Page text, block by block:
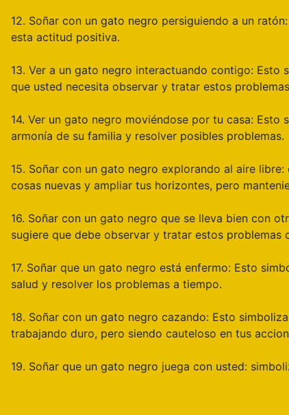
12. Soñar con un gato negro persiguiendo a un
esta actitud positiva.
13. Ver a un gato negro interactuando contigo: Esto
que usted necesita observar y tratar estos
14. Ver un gato negro moviéndose por tu casa:
armonía de su familia y resolver posibles problemas.
15. Soñar con un gato negro explorando al aire
cosas nuevas y ampliar tus horizontes, pero
16. Soñar con un gato negro que se lleva bien con
sugiere que debe observar y tratar estos
17. Soñar que un gato negro está enfermo: Esto
salud y resolver los problemas a tiempo.
18. Soñar con un gato negro cazando: Esto
trabajando duro, pero siendo cauteloso en tus
19. Soñar que un gato negro juega con usted: